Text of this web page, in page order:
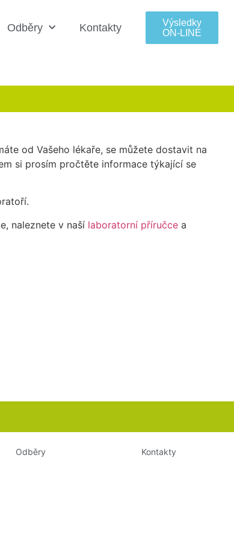
Odběry Kontakty
Výsledky
ON‑LINE
od Vašeho lékaře, se můžete dostavit na
si prosím pročtěte informace týkající se
naleznete v naší laboratorní příručcea
Odběry Kontakty